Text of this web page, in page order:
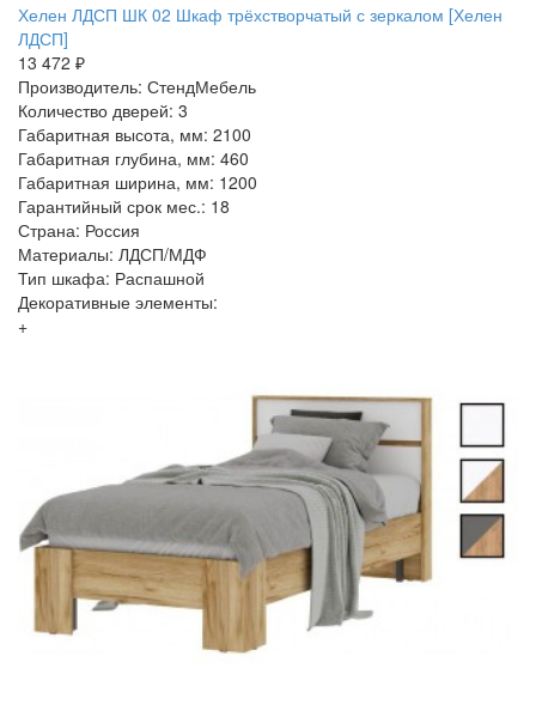
Хелен ЛДСП ШК 02 Шкаф трёхстворчатый с зеркалом [Хелен
ЛДСП]
13 472 ₽
Производитель: СтендМебель
Количество дверей: 3
Габаритная высота, мм: 2100
Габаритная глубина, мм: 460
Габаритная ширина, мм: 1200
Гарантийный срок мес.: 18
Страна: Россия
Материалы: ЛДСП/МДФ
Тип шкафа: Распашной
Декоративные элементы:
+